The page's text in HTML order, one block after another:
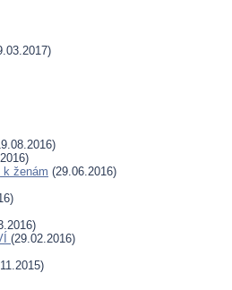
ženám (29.06.2016)
(29.02.2016)